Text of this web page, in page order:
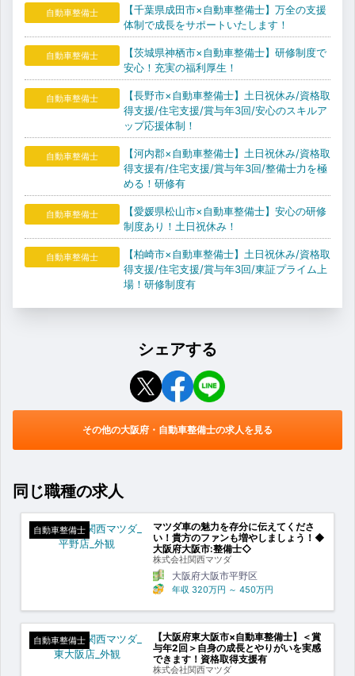
自動車整備士
【千葉県成田市×自動車整備士】万全の支援
体制で成長をサポートいたします！
自動車整備士
【茨城県神栖市×自動車整備士】研修制度で
安心！充実の福利厚生！
自動車整備士
【長野市×自動車整備士】土日祝休み/資格取
得支援/住宅支援/賞与年3回/安心のスキルア
ップ応援体制！
自動車整備士
【河内郡×自動車整備士】土日祝休み/資格取
得支援有/住宅支援/賞与年3回/整備士力を極
める！研修有
自動車整備士
【愛媛県松山市×自動車整備士】安心の研修
制度あり！土日祝休み！
自動車整備士
【柏崎市×自動車整備士】土日祝休み/資格取
得支援/住宅支援/賞与年3回/東証プライム上
場！研修制度有
シェアする
その他の大阪府・自動車整備士の求人を見る
同じ職種の求人
自動車整備士
マツダ車の魅力を存分に伝えてくださ
い！貴方のファンも増やしましょう！◆
大阪府大阪市:整備士◇
株式会社関西マツダ
大阪府大阪市平野区
年収 320万円 ～ 450万円
自動車整備士
【大阪府東大阪市×自動車整備士】＜賞
与年2回＞自身の成長とやりがいを実感
できます！資格取得支援有
株式会社関西マツダ